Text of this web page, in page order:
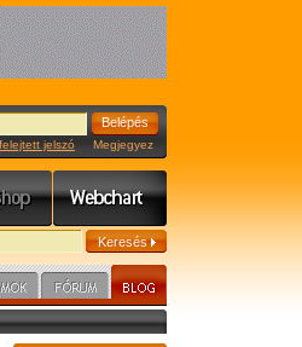
jelszó Megjegyez